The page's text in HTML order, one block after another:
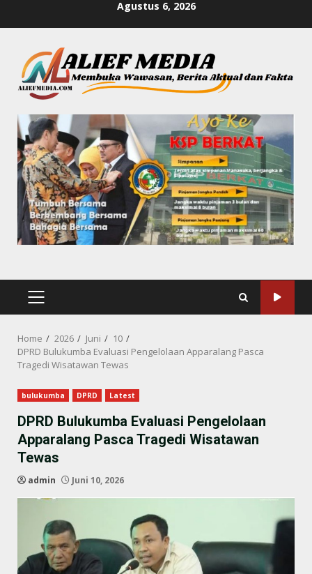
Agustus 6, 2026
PRIMARY
Home 2026 Juni
10
DPRD Bulukumba Evaluasi Pengelolaan Apparalang Pasca
Tragedi Wisatawan Tewas
bulukumba DPRD Latest
DPRD Bulukumba Evaluasi Pengelolaan
Apparalang Pasca Tragedi Wisatawan
Tewas
admin Juni 10, 2026